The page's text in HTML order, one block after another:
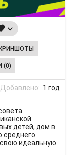
(0)
Добавлено: 1 год
детей, дом в
среднего
идеальную